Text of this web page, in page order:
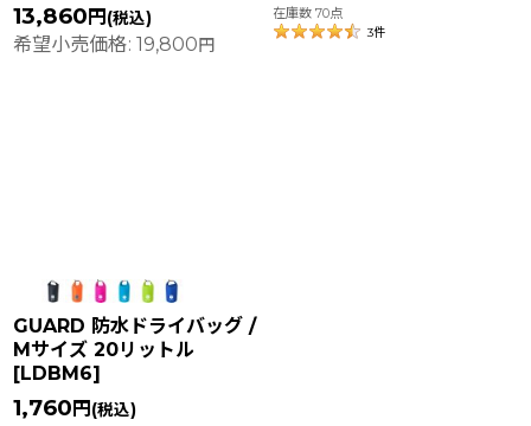
13,860 円 (税込)
希望小売価格: 19,800円
在庫数 70点
3件
GUARD 防水ドライバッグ /
Mサイズ 20リットル
[LDBM6]
1,760 円 (税込)